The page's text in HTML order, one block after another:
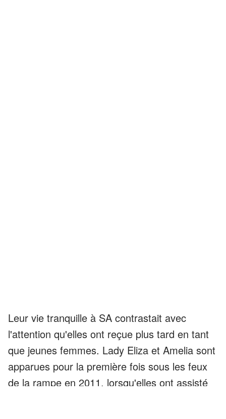
Leur vie tranquille à SA contrastait avec
l'attention qu'elles ont reçue plus tard en tant
que jeunes femmes. Lady Eliza et Amelia sont
apparues pour la première fois sous les feux
de la rampe en 2011, lorsqu'elles ont assisté